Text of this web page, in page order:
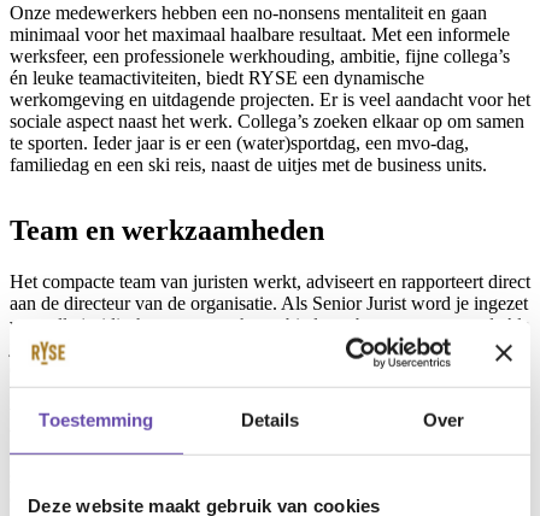
Toestemming Details Over
Deze website maakt gebruik van cookies
Onze medewerkers hebben een no-nonsens mentaliteit en gaan
minimaal voor het maximaal haalbare resultaat. Met een informele
werksfeer, een professionele werkhouding, ambitie, fijne collega’s
én leuke teamactiviteiten, biedt RYSE een dynamische
werkomgeving en uitdagende projecten. Er is veel aandacht voor het
sociale aspect naast het werk. Collega’s zoeken elkaar op om samen
te sporten. Ieder jaar is er een (water)sportdag, een mvo-dag,
familiedag en een ski reis, naast de uitjes met de business units.
Team en werkzaamheden
Het compacte team van juristen werkt, adviseert en rapporteert direct
aan de directeur van de organisatie. Als Senior Jurist word je ingezet
voor alle juridische vragen op het gebied van bouw en vastgoed. Als
jurist adviseer je de business units en de externe opdrachtgevers
(zoals gemeentes, provincies, projectontwikkelaars etc.) over alle
voorkomende juridische vraagstukken op het gebied van bouw en
vastgoed, vaak in combinatie met het projectteam. De
werkzaamheden maken veelal integraal deel uit van projecten van
RYSE. Zo werk je mee aan, en geef je strategisch advies over
opstellen van koopovereenkomsten, ontwikkelingsovereenkomsten,